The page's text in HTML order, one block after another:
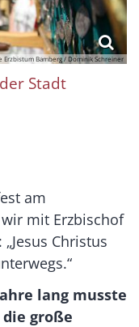
Bamberg / Dominik Schreiner
Stadt
am
mit Erzbischof
Christus
lang musste
große